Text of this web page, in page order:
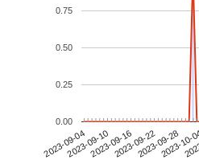
2023-09-042023-09-102023-09-162023-09-222023-09-28
2023-
0.00
0.25
0.50
0.75